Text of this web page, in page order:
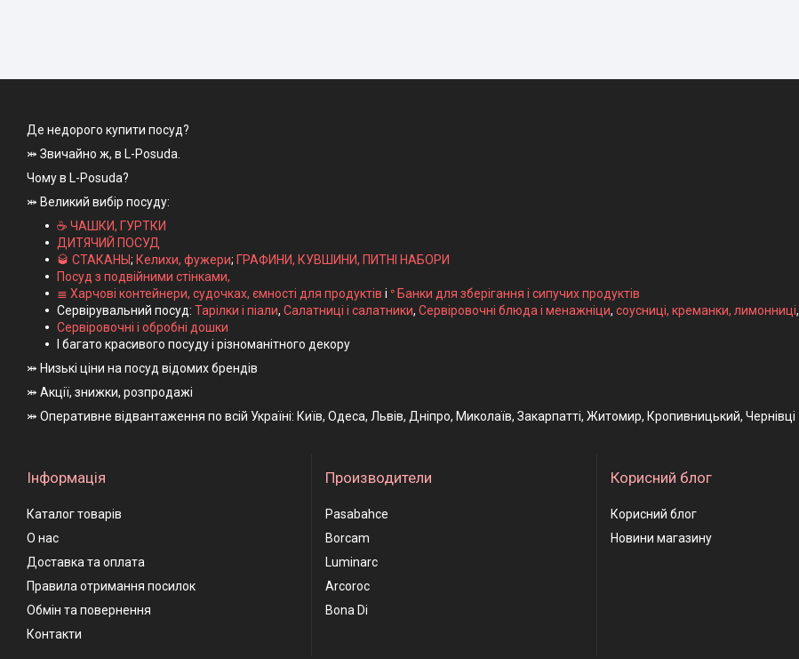
Де недорого купити посуд?
⤗ Звичайно ж, в L-Posuda.
Чому в L-Posuda?
⤗ Великий вибір посуду:
☕ ЧАШКИ, ГУРТКИ
ДИТЯЧИЙ ПОСУД
🥃 СТАКАНЫ; Келихи, фужери; ГРАФИНИ, КУВШИНИ, ПИТНІ НАБОРИ
Посуд з подвійними стінками,
≣ Харчові контейнери, судочках, ємності для продуктів і ᐤ Банки для зберігання і сипучих продуктів
Сервірувальний посуд: Тарілки і піали, Салатниці і салатники, Сервіровочні блюда і менажніци, соусниці, креманки, лимонниці,
Сервіровочні і обробні дошки
І багато красивого посуду і різноманітного декору
⤗ Низькі ціни на посуд відомих брендів
⤗ Акції, знижки, розпродажі
⤗ Оперативне відвантаження по всій Україні: Київ, Одеса, Львів, Дніпро, Миколаїв, Закарпатті, Житомир, Кропивницький, Чернівці
Інформація
Каталог товарів
О нас
Доставка та оплата
Правила отримання посилок
Обмін та повернення
Контакти
Производители
Pasabahce
Borcam
Luminarc
Arcoroc
Bona Di
Корисний блог
Корисний блог
Новини магазину